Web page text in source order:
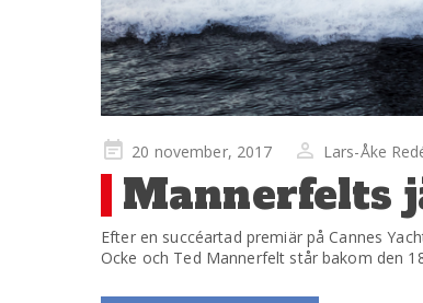
Publicerad
på
20 november, 2017 Lars-Åke
Mannerfelts
Efter en succéartad premiär på Cannes
Ocke och Ted Mannerfelt står bakom den